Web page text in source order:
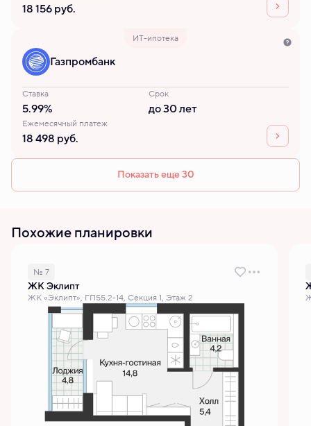
18 156 руб.
ИТ-ипотека
Газпромбанк
Ставка
5.99%
Срок
до 30 лет
Ежемесячный платеж
18 498 руб.
Показать еще 30
Похожие планировки
№ 7
ЖК Эклипт
ЖК «Эклипт», ГП55.2-14, Секция 1, Этаж 2